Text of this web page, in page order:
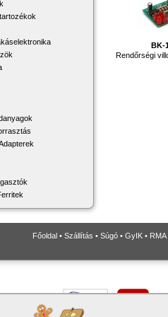
BK-
Rendőrségi
Főoldal • Szállítás • Súgó • GyIK • RMA